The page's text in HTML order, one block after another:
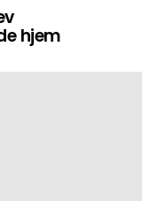
hjem